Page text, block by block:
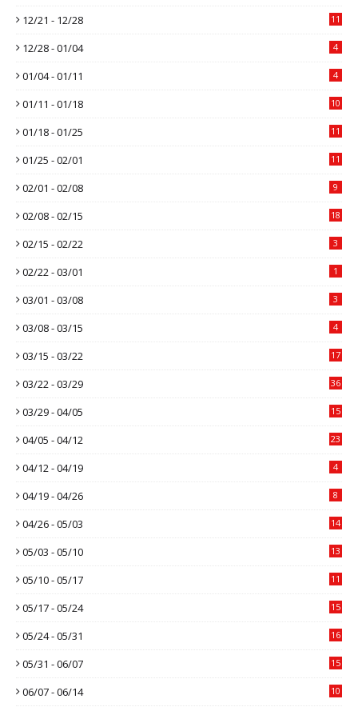
12/21 - 12/28 11
12/28 - 01/04 4
01/04 - 01/11 4
01/11 - 01/18 10
01/18 - 01/25 11
01/25 - 02/01 11
02/01 - 02/08 9
02/08 - 02/15 18
02/15 - 02/22 3
02/22 - 03/01 1
03/01 - 03/08 3
03/08 - 03/15 4
03/15 - 03/22 17
03/22 - 03/29 36
03/29 - 04/05 15
04/05 - 04/12 23
04/12 - 04/19 4
04/19 - 04/26 8
04/26 - 05/03 14
05/03 - 05/10 13
05/10 - 05/17 11
05/17 - 05/24 15
05/24 - 05/31 16
05/31 - 06/07 15
06/07 - 06/14 10